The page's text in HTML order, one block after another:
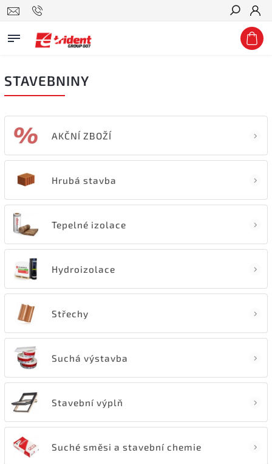
Hledat
STAVEBNINY
AKČNÍ ZBOŽÍ
Hrubá stavba
Tepelné izolace
Hydroizolace
Střechy
Suchá výstavba
Stavební výplň
Suché směsi a stavební chemie